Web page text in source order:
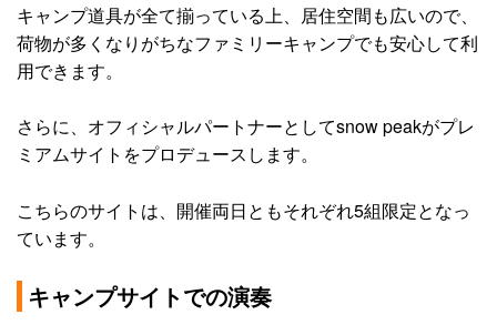
キャンプ道具が全て揃っている上、居住空間も広いので、
荷物が多くなりがちなファミリーキャンプでも安心して利
用できます。
さらに、オフィシャルパートナーとしてsnow peakがプレ
ミアムサイトをプロデュースします。
こちらのサイトは、開催両日ともそれぞれ5組限定となっ
ています。
キャンプサイトでの演奏